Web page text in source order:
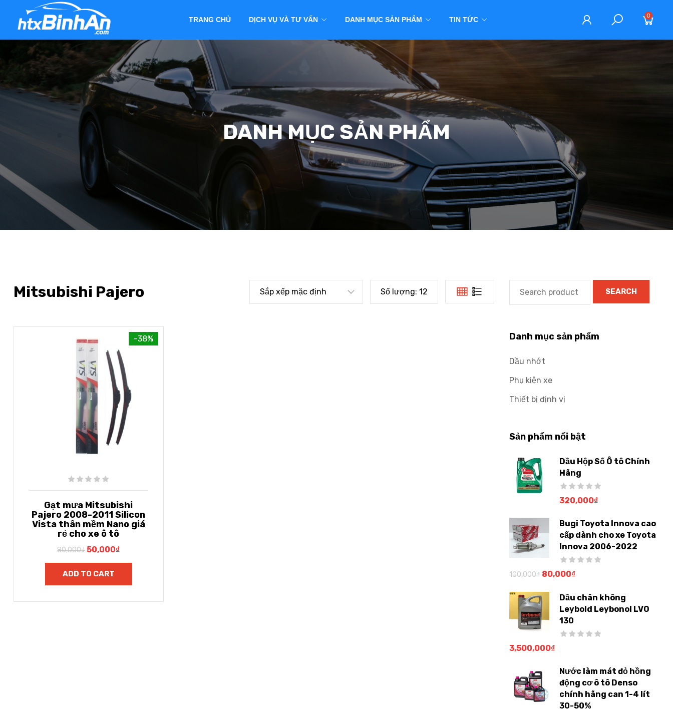
TRANG CHỦ DỊCH VỤ VÀ TƯ VẤN DANH MỤC SẢN PHẨM TIN TỨC 0
DANH MỤC SẢN PHẨM
Mitsubishi Pajero Sắp xếp mặc định Số lượng: 12
-38%
Gạt mưa Mitsubishi
Pajero 2008-2011 Silicon
Vista thân mềm Nano giá
rẻ cho xe ô tô
80,000₫ 50,000₫
ADD TO CART
SEARCH
Danh mục sản phẩm
Dầu nhớt
Phụ kiện xe
Thiết bị định vị
Sản phẩm nổi bật
Dầu Hộp Số Ô tô Chính
Hãng
320,000₫
Bugi Toyota Innova cao
cấp dành cho xe Toyota
Innova 2006-2022
100,000₫ 80,000₫
Dầu chân không
Leybold Leybonol LVO
130
3,500,000₫
Nước làm mát đỏ hồng
động cơ ô tô Denso
chính hãng can 1-4 lít
30-50%